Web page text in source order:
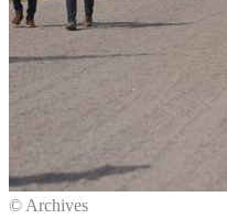
© Archives